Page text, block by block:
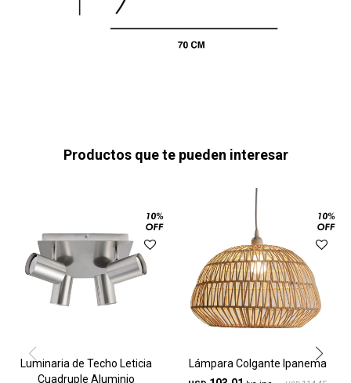
Productos que te pueden interesar
Luminaria de Techo Leticia
Cuadruple Aluminio
Lámpara Colgante Ipanema